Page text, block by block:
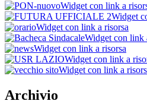
Widget con link a
Widget
Widget con link a risorsa
Widget con link
Widget con link a risorsa
Widget con link a
Widget con link a
Archivio